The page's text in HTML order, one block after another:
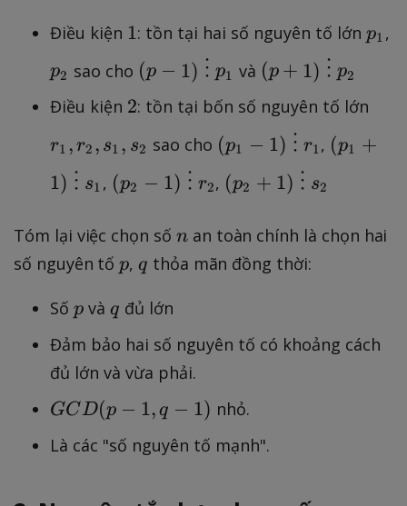
o
{
n
d
{
n
}
o
{
\
p
hi
n
}
\
hi
(
)
1
)
i
(
n
)
Điều kiện 1
1: tồn tại hai số nguyên tố lớn p
p1 ,
_
2
p2 sao cho (
p
-
)
d
o
t
s
\
p
1
(p − 1) ⋮ p1 và (
p
+
)
\
v
d
o
\
(p + 1) ⋮ p2
Điều kiện 2
2: tồn tại bốn số nguyên tố lớn
1
2
1
r1 , r2 , s1 , s2 sao cho (
p
_
-
)
v
t
s
(p1 − 1) ⋮ r1, (
p
+
v
(p1 +
1) ⋮ s1 , (
p
2
-
)
\
v
d
t
(p2 − 1) ⋮ r2, (
p
2
+
\
d
t
(p2 + 1) ⋮ s2
Tóm lại việc chọn số n
nan toàn chính là chọn hai
số nguyên tốp
p,q
q thỏa mãn đồng thời:
Số p
p và q
q đủ lớn
Đảm bảo hai số nguyên tố có khoảng cách
đủ lớn và vừa phải.
G
D
p
GCD(p − 1, q − 1) nhỏ.
Là các "số nguyên tố mạnh".